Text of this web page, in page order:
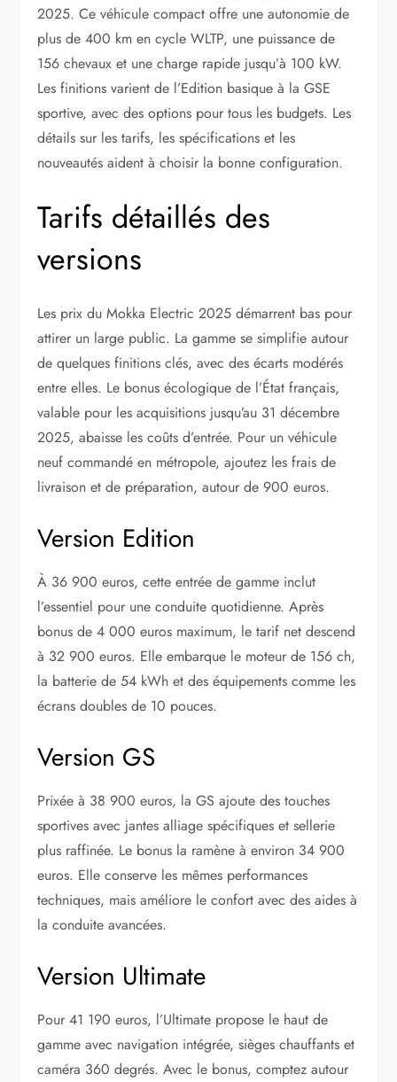
2025. Ce véhicule compact offre une autonomie de
plus de 400 km en cycle WLTP, une puissance de
156 chevaux et une charge rapide jusqu’à 100 kW.
Les finitions varient de l’Edition basique à la GSE
sportive, avec des options pour tous les budgets. Les
détails sur les tarifs, les spécifications et les
nouveautés aident à choisir la bonne configuration.
Tarifs détaillés des
versions
Les prix du Mokka Electric 2025 démarrent bas pour
attirer un large public. La gamme se simplifie autour
de quelques finitions clés, avec des écarts modérés
entre elles. Le bonus écologique de l’État français,
valable pour les acquisitions jusqu’au 31 décembre
2025, abaisse les coûts d’entrée. Pour un véhicule
neuf commandé en métropole, ajoutez les frais de
livraison et de préparation, autour de 900 euros.
Version Edition
À 36 900 euros, cette entrée de gamme inclut
l’essentiel pour une conduite quotidienne. Après
bonus de 4 000 euros maximum, le tarif net descend
à 32 900 euros. Elle embarque le moteur de 156 ch,
la batterie de 54 kWh et des équipements comme les
écrans doubles de 10 pouces.
Version GS
Prixée à 38 900 euros, la GS ajoute des touches
sportives avec jantes alliage spécifiques et sellerie
plus raffinée. Le bonus la ramène à environ 34 900
euros. Elle conserve les mêmes performances
techniques, mais améliore le confort avec des aides à
la conduite avancées.
Version Ultimate
Pour 41 190 euros, l’Ultimate propose le haut de
gamme avec navigation intégrée, sièges chauffants et
caméra 360 degrés. Avec le bonus, comptez autour